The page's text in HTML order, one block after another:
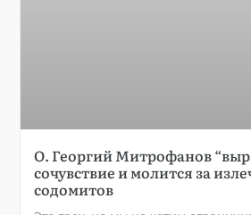
О. Георгий Митрофанов
сочувствие и молится за
содомитов